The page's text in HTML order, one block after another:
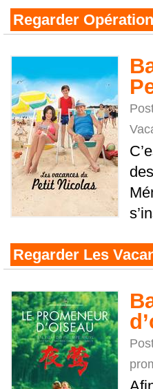
Regarder
Regarder Les